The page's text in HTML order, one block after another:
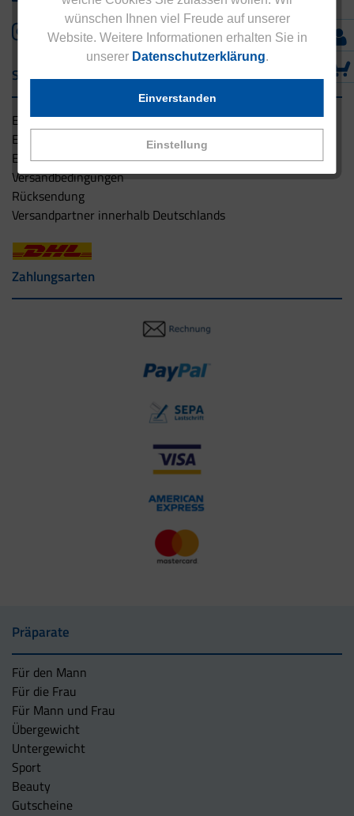
wünschen Ihnen viel Freude auf unserer
Website. Weitere Informationen erhalten Sie in
unserer Datenschutzerklärung.
Einstellung
Einverstanden
Service & Versand
Eucell Gesundheitsservice
Eucell Ernährungscoach
Eucell Fitness Coach
Versandbedingungen
Rücksendung
Versandpartner innerhalb Deutschlands
Zahlungsarten
Präparate
Für den Mann
Für die Frau
Für Mann und Frau
Übergewicht
Untergewicht
Sport
Beauty
Gutscheine